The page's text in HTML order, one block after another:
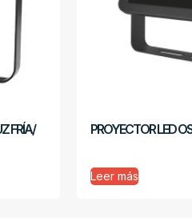
FRÍA/
PROYECTOR LED
Leer más